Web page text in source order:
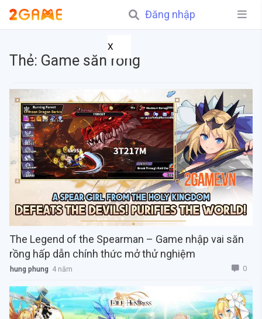
Đăng nhập
X
Thẻ: Game săn rồng
The Legend of the Spearman – Game nhập vai săn
rồng hấp dẫn chính thức mở thử nghiệm
hung phung 4 năm 0